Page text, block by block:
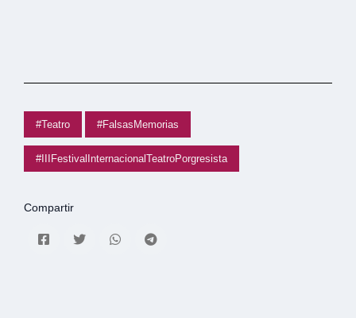
#Teatro #FalsasMemorias
#IIIFestivalInternacionalTeatroPorgresista
Compartir